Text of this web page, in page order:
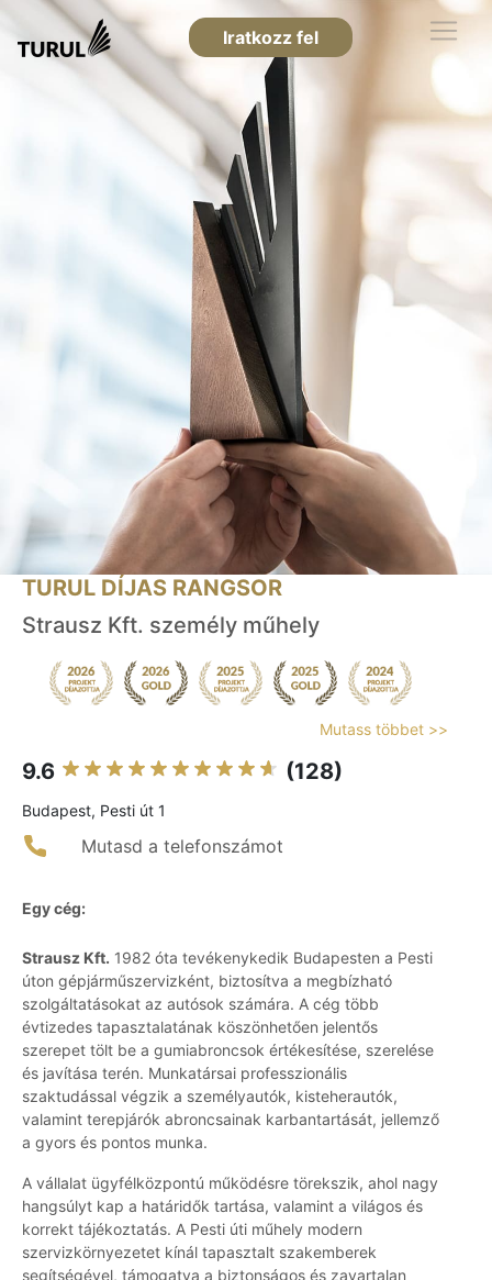
Iratkozz fel
TURUL DÍJAS RANGSOR
Strausz Kft. személy műhely
Mutass többet >>
9.6 (128)
Budapest, Pesti út 1
Mutasd a telefonszámot
Egy cég:
Strausz Kft. 1982 óta tevékenykedik Budapesten a Pesti
úton gépjárműszervizként, biztosítva a megbízható
szolgáltatásokat az autósok számára. A cég több
évtizedes tapasztalatának köszönhetően jelentős
szerepet tölt be a gumiabroncsok értékesítése, szerelése
és javítása terén. Munkatársai professzionális
szaktudással végzik a személyautók, kisteherautók,
valamint terepjárók abroncsainak karbantartását, jellemző
a gyors és pontos munka.
A vállalat ügyfélközpontú működésre törekszik, ahol nagy
hangsúlyt kap a határidők tartása, valamint a világos és
korrekt tájékoztatás. A Pesti úti műhely modern
szervizkörnyezetet kínál tapasztalt szakemberek
segítségével, támogatva a biztonságos és zavartalan